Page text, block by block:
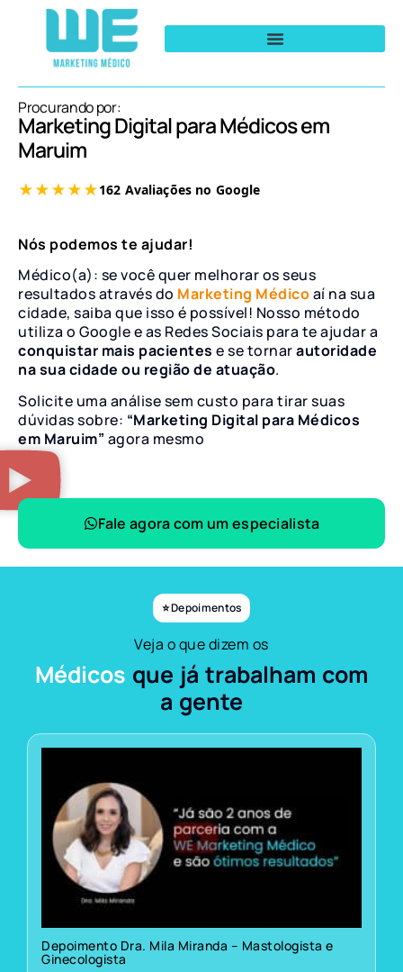
Procurando por:
Marketing Digital para Médicos em
Maruim
Nós podemos te ajudar!
Médico(a): se você quer melhorar os seus
resultados através do Marketing Médicoaí na sua
cidade, saiba que isso é possível! Nosso método
utiliza o Google e as Redes Sociais para te ajudar a
conquistar mais pacientes e se tornarautoridade
na sua cidade ou região de atuação.
Solicite uma análise sem custo para tirar suas
dúvidas sobre: “Marketing Digital para Médicos
em Maruim” agora mesmo
Fale agora com um especialista
⭐ Depoimentos
Veja o que dizem os
Médicos que já trabalham com
a gente
Depoimento Dra. Mila Miranda – Mastologista e
Ginecologista